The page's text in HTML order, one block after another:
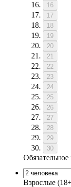
16
17
18
19
20
21
22
23
24
25
26
27
28
29
30
Обязательное
Взрослые